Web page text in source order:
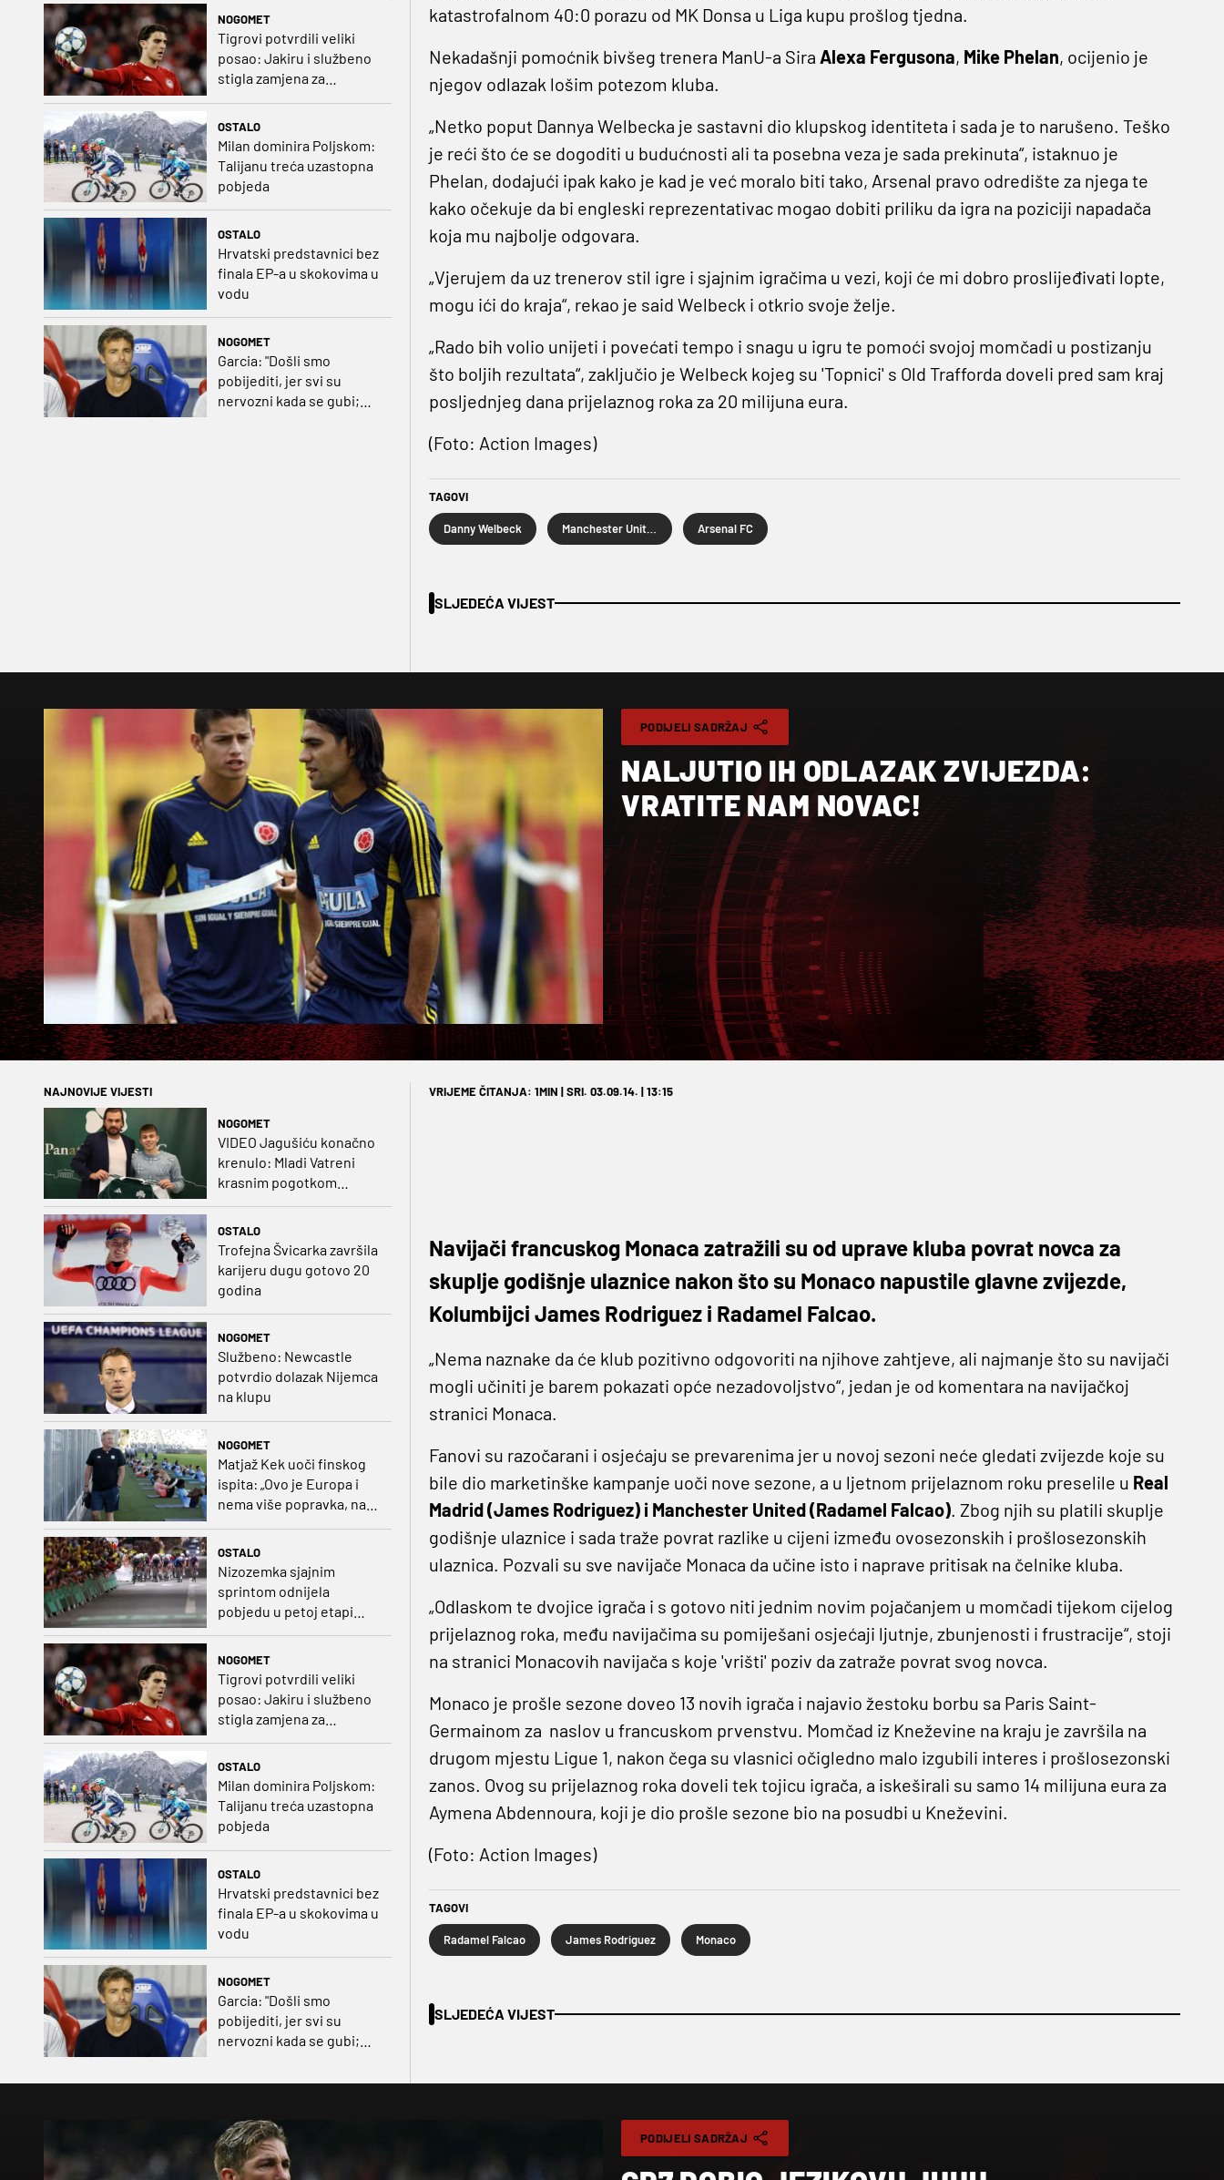
NOGOMET
Tigrovi potvrdili veliki
posao: Jakiru i službeno
stigla zamjena za
OSTALO
Milan dominira Poljskom:
Talijanu treća uzastopna
pobjeda
OSTALO
Hrvatski predstavnici bez
finala EP-a u skokovima u
vodu
NOGOMET
Garcia: "Došli smo
pobijediti, jer svi su
nervozni kada se gubi;
katastrofalnom 40:0 porazu od MK Donsa u Liga kupu prošlog tjedna.
Nekadašnji pomoćnik bivšeg trenera ManU-a Sira Alexa Fergusona, Mike Phelan, ocijenio je
njegov odlazak lošim potezom kluba.
„Netko poput Dannya Welbecka je sastavni dio klupskog identiteta i sada je to narušeno. Teško
je reći što će se dogoditi u budućnosti ali ta posebna veza je sada prekinuta“, istaknuo je
Phelan, dodajući ipak kako je kad je već moralo biti tako, Arsenal pravo odredište za njega te
kako očekuje da bi engleski reprezentativac mogao dobiti priliku da igra na poziciji napadača
koja mu najbolje odgovara.
„Vjerujem da uz trenerov stil igre i sjajnim igračima u vezi, koji će mi dobro proslijeđivati lopte,
mogu ići do kraja“, rekao je said Welbeck i otkrio svoje želje.
„Rado bih volio unijeti i povećati tempo i snagu u igru te pomoći svojoj momčadi u postizanju
što boljih rezultata“, zaključio je Welbeck kojeg su 'Topnici' s Old Trafforda doveli pred sam kraj
posljednjeg dana prijelaznog roka za 20 milijuna eura.
(Foto: Action Images)
TAGOVI
Danny Welbeck Manchester United Arsenal FC
SLJEDEĆA VIJEST
PODIJELI SADRŽAJ
NALJUTIO IH ODLAZAK ZVIJEZDA:
VRATITE NAM NOVAC!
NAJNOVIJE VIJESTI
NOGOMET
VIDEO Jagušiću konačno
krenulo: Mladi Vatreni
krasnim pogotkom
potvrdio sjajnu formu
OSTALO
Trofejna Švicarka završila
karijeru dugu gotovo 20
godina
NOGOMET
Službeno: Newcastle
potvrdio dolazak Nijemca
na klupu
NOGOMET
Matjaž Kek uoči finskog
ispita: „Ovo je Europa i
nema više popravka, na
OSTALO
Nizozemka sjajnim
sprintom odnijela
pobjedu u petoj etapi
Toura
NOGOMET
Tigrovi potvrdili veliki
posao: Jakiru i službeno
stigla zamjena za
OSTALO
Milan dominira Poljskom:
Talijanu treća uzastopna
pobjeda
OSTALO
Hrvatski predstavnici bez
finala EP-a u skokovima u
vodu
NOGOMET
Garcia: "Došli smo
pobijediti, jer svi su
nervozni kada se gubi;
utakmica pred djedom i
VRIJEME ČITANJA: 1MIN | SRI. 03.09.14. | 13:15
Navijači francuskog Monaca zatražili su od uprave kluba povrat novca za
skuplje godišnje ulaznice nakon što su Monaco napustile glavne zvijezde,
Kolumbijci James Rodriguez i Radamel Falcao.
„Nema naznake da će klub pozitivno odgovoriti na njihove zahtjeve, ali najmanje što su navijači
mogli učiniti je barem pokazati opće nezadovoljstvo“, jedan je od komentara na navijačkoj
stranici Monaca.
Fanovi su razočarani i osjećaju se prevarenima jer u novoj sezoni neće gledati zvijezde koje su
bile dio marketinške kampanje uoči nove sezone, a u ljetnom prijelaznom roku preselile u Real
Madrid (James Rodriguez) i Manchester United (Radamel Falcao). Zbog njih su platili skuplje
godišnje ulaznice i sada traže povrat razlike u cijeni između ovosezonskih i prošlosezonskih
ulaznica. Pozvali su sve navijače Monaca da učine isto i naprave pritisak na čelnike kluba.
„Odlaskom te dvojice igrača i s gotovo niti jednim novim pojačanjem u momčadi tijekom cijelog
prijelaznog roka, među navijačima su pomiješani osjećaji ljutnje, zbunjenosti i frustracije“, stoji
na stranici Monacovih navijača s koje 'vrišti' poziv da zatraže povrat svog novca.
Monaco je prošle sezone doveo 13 novih igrača i najavio žestoku borbu sa Paris Saint-
Germainom za naslov u francuskom prvenstvu. Momčad iz Kneževine na kraju je završila na
drugom mjestu Ligue 1, nakon čega su vlasnici očigledno malo izgubili interes i prošlosezonski
zanos. Ovog su prijelaznog roka doveli tek tojicu igrača, a iskeširali su samo 14 milijuna eura za
Aymena Abdennoura, koji je dio prošle sezone bio na posudbi u Kneževini.
(Foto: Action Images)
TAGOVI
Radamel Falcao James Rodriguez Monaco
SLJEDEĆA VIJEST
PODIJELI SADRŽAJ